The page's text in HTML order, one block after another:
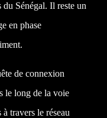
Sénégal. Il reste un
en phase
de connexion
le long de la voie
travers le réseau